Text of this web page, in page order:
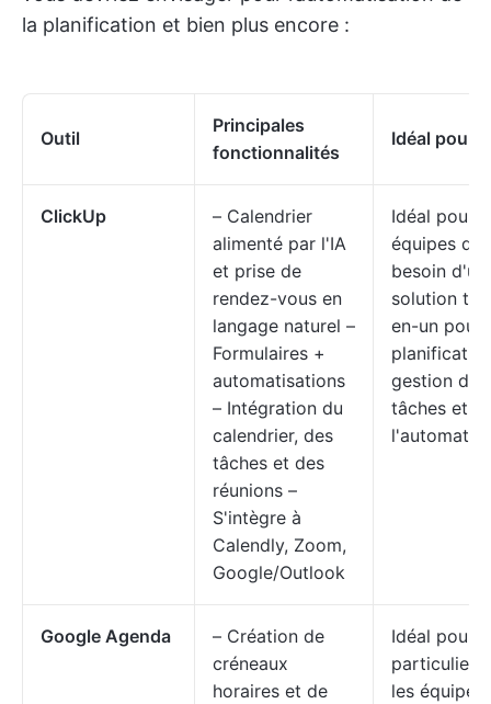
la planification et bien plus encore :
Outil
Principales
fonctionnalités
Idéal pour
ClickUp
– Calendrier
alimenté par l'IA
et prise de
rendez-vous en
langage naturel –
Formulaires +
automatisations
– Intégration du
calendrier, des
tâches et des
réunions –
S'intègre à
Calendly, Zoom,
Google/Outlook
Idéal pour
équipes
besoin
solution
en-un pour
gestion des
tâches et
Google Agenda
– Création de
créneaux
horaires et de
Idéal pour
particuliers
les équipes